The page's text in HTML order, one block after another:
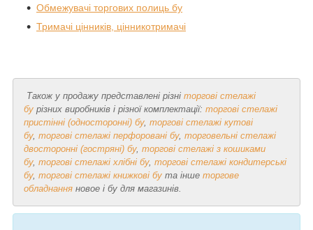
Обмежувачі торгових полиць бу
Тримачі цінників, цінникотримачі
Також у продажу представлені різні торгові стелажі
бу різних виробників і різної комплектації: торгові стелажі
пристінні (односторонні) бу, торгові стелажі кутові
бу, торгові стелажі перфоровані бу, торговельні стелажі
двосторонні (гостряні) бу, торгові стелажі з кошиками
бу, торгові стелажі хлібні бу, торгові стелажі кондитерські
бу, торгові стелажі книжкові бу та інше торгове
обладнання новое і бу для магазинів.